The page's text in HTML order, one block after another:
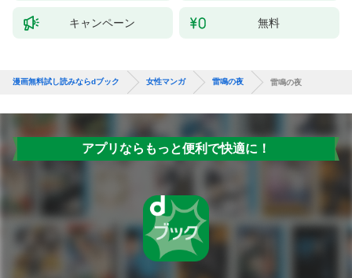
キャンペーン 無料
漫画無料試し読みならdブック 女性マンガ 雷鳴の夜 雷鳴の夜
アプリならもっと便利で快適に！